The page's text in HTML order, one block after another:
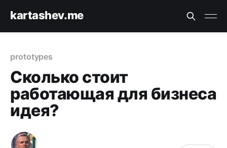
kartashev.me
prototypes
Сколько стоит
работающая для бизнеса
идея?